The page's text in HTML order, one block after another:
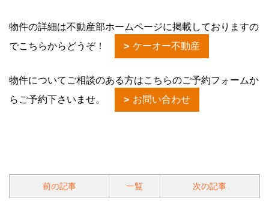
物件の詳細は不動産部ホームページに掲載しておりますの
でこちらからどうぞ！
ケーオー不動産
物件についてご相談のある方はこちらのご予約フォームか
らご予約下さいませ。
お問い合わせ
前の記事 一覧 次の記事